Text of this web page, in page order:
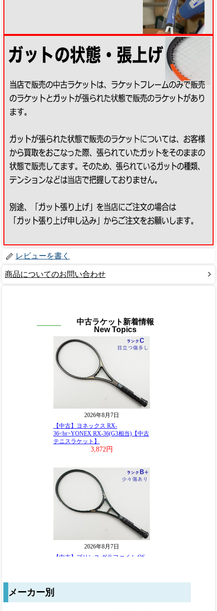
レビューを書く
商品についてのお問い合わせ
中古ラケット新着情報
New Topics
メーカー別